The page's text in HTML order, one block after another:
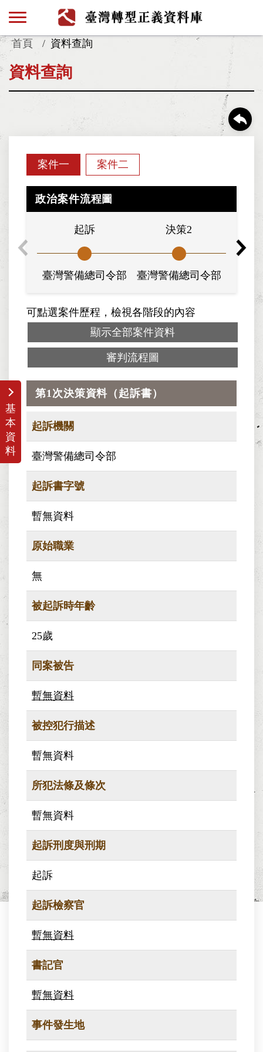
首頁 資料查詢
資料查詢
案件一 案件二
政治案件流程圖
起訴
臺灣警備總司令部
決策2
臺灣警備總司令部
可點選案件歷程，檢視各階段的內容
顯示全部案件資料
審判流程圖
基
本
資
料
第1次決策資料（起訴書）
起訴機關
臺灣警備總司令部
起訴書字號
暫無資料
原始職業
無
被起訴時年齡
25歲
同案被告
暫無資料
被控犯行描述
暫無資料
所犯法條及條次
暫無資料
起訴刑度與刑期
起訴
起訴檢察官
暫無資料
書記官
暫無資料
事件發生地